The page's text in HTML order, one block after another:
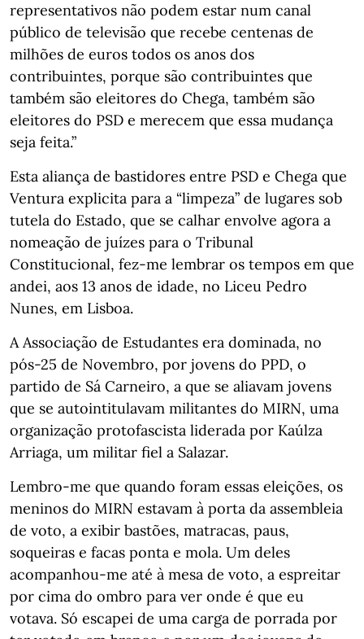
representativos não podem estar num canal
público de televisão que recebe centenas de
milhões de euros todos os anos dos
contribuintes, porque são contribuintes que
também são eleitores do Chega, também são
eleitores do PSD e merecem que essa mudança
seja feita.”
Esta aliança de bastidores entre PSD e Chega que
Ventura explicita para a “limpeza” de lugares sob
tutela do Estado, que se calhar envolve agora a
nomeação de juízes para o Tribunal
Constitucional, fez-me lembrar os tempos em que
andei, aos 13 anos de idade, no Liceu Pedro
Nunes, em Lisboa.
A Associação de Estudantes era dominada, no
pós-25 de Novembro, por jovens do PPD, o
partido de Sá Carneiro, a que se aliavam jovens
que se autointitulavam militantes do MIRN, uma
organização protofascista liderada por Kaúlza
Arriaga, um militar fiel a Salazar.
Lembro-me que quando foram essas eleições, os
meninos do MIRN estavam à porta da assembleia
de voto, a exibir bastões, matracas, paus,
soqueiras e facas ponta e mola. Um deles
acompanhou-me até à mesa de voto, a espreitar
por cima do ombro para ver onde é que eu
votava. Só escapei de uma carga de porrada por